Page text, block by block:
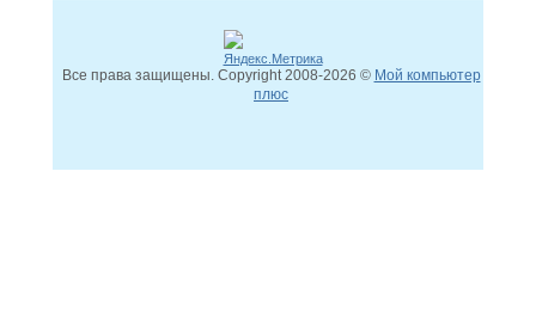
Все права защищены. Copyright2008-2026 © Мой компьютер
плюс